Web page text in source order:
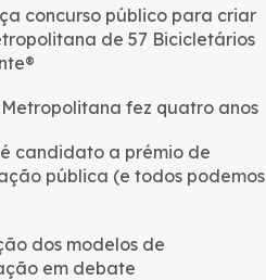
concurso público para criar
de 57 Bicicletários
Metropolitana fez quatro anos
é candidato a prémio de
pública (e todos podemos
dos modelos de
em debate